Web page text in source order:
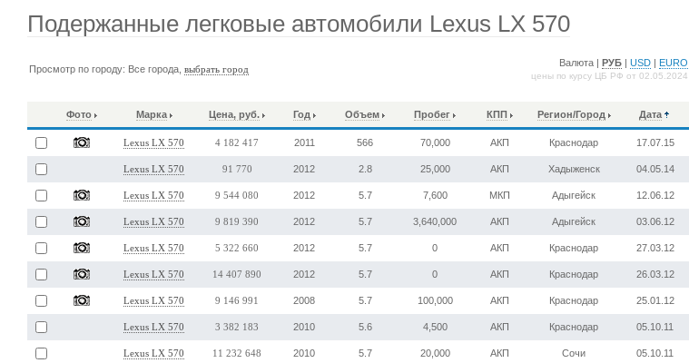
Подержанные легковые автомобили Lexus LX 570
Просмотр по городу: Все города,выбрать город
Валюта | РУБ |USD EURO
цены по курсу ЦБ РФ от 02.05.2024
Фото Марка Цена, руб. Год Объем Пробег КПП Регион/Город Дата
Lexus LX 570 4 182 417 2011 566 70,000 АКП Краснодар 17.07.15
Lexus LX 570 91 770 2012 2.8 25,000 АКП Хадыженск 04.05.14
Lexus LX 570 9 544 080 2012 5.7 7,600 МКП Адыгейск 12.06.12
Lexus LX 570 9 819 390 2012 5.7 3,640,000 АКП Адыгейск 03.06.12
Lexus LX 570 5 322 660 2012 5.7 0 АКП Краснодар 27.03.12
Lexus LX 570 14 407 890 2012 5.7 0 АКП Краснодар 26.03.12
Lexus LX 570 9 146 991 2008 5.7 100,000 АКП Краснодар 25.01.12
Lexus LX 570 3 382 183 2010 5.6 4,500 АКП Краснодар 05.10.11
Lexus LX 570 11 232 648 2010 5.7 20,000 АКП Сочи 05.10.11